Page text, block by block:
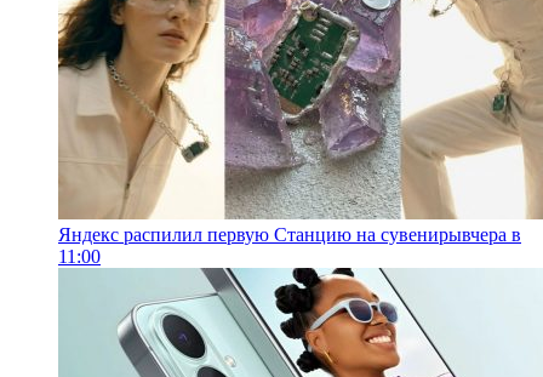
Яндекс распилил первую Станцию на сувенирывчера в
11:00